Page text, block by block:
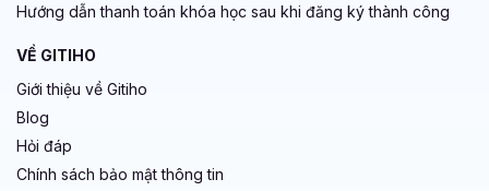
Hướng dẫn thanh toán khóa học sau khi đăng ký thành công
VỀ GITIHO
Giới thiệu về Gitiho
Blog
Hỏi đáp
Chính sách bảo mật thông tin